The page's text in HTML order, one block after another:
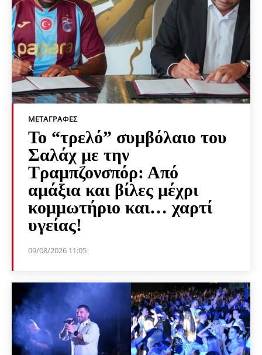
ΜΕΤΑΓΡΑΦΈΣ
Το “τρελό” συμβόλαιο του
Σαλάχ με την
Τραμπζονσπόρ: Από
αμάξια και βίλες μέχρι
κομμωτήριο και… χαρτί
υγείας!
09/08/2026 11:05